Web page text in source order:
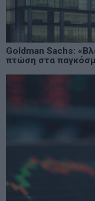
Goldman Sachs:
πτώση στα